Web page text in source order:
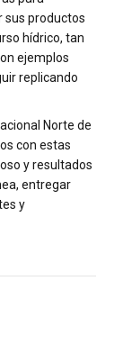
sus productos
hídrico, tan
ejemplos
replicando
Norte de
con estas
y resultados
entregar
y